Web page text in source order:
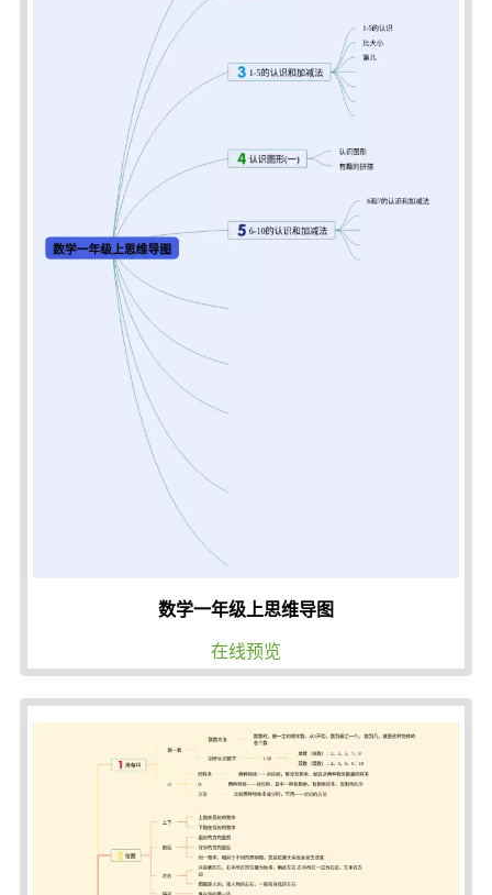
数学一年级上思维导图
在线预览